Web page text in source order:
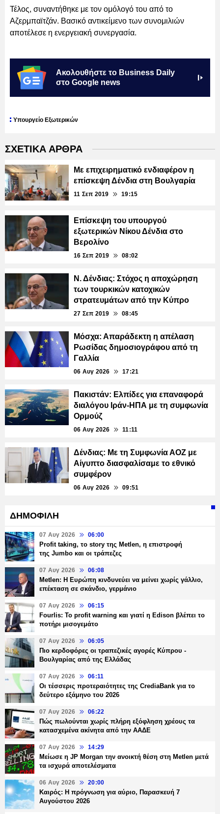
Τέλος, συναντήθηκε με τον ομόλογό του από το
Αζερμπαϊτζάν. Βασικό αντικείμενο των συνομιλιών
αποτέλεσε η ενεργειακή συνεργασία.
Ακολουθήστε το Business Daily
στο Google news
Υπουργείο Εξωτερικών
ΣΧΕΤΙΚΑ ΑΡΘΡΑ
Με επιχειρηματικό ενδιαφέρον η
επίσκεψη Δένδια στη Βουλγαρία
11 Σεπ 2019 19:15
Επίσκεψη του υπουργού
εξωτερικών Νίκου Δένδια στο
Βερολίνο
16 Σεπ 2019 08:02
Ν. Δένδιας: Στόχος η αποχώρηση
των τουρκικών κατοχικών
στρατευμάτων από την Κύπρο
27 Σεπ 2019 08:45
Μόσχα: Απαράδεκτη η απέλαση
Ρωσίδας δημοσιογράφου από τη
Γαλλία
06 Αυγ 2026 17:21
Πακιστάν: Ελπίδες για επαναφορά
διαλόγου Ιράν-ΗΠΑ με τη συμφωνία
Ορμούζ
06 Αυγ 2026 11:11
Δένδιας: Με τη Συμφωνία ΑΟΖ με
Αίγυπτο διασφαλίσαμε το εθνικό
συμφέρον
06 Αυγ 2026 09:51
ΔΗΜΟΦΙΛΗ
07 Αυγ 2026 06:00
Profit taking, το story της Metlen, η επιστροφή
της Jumbo και οι τράπεζες
07 Αυγ 2026 06:08
Metlen: Η Ευρώπη κινδυνεύει να μείνει χωρίς γάλλιο,
επέκταση σε σκάνδιο, γερμάνιο
07 Αυγ 2026 06:15
Fourlis: Το profit warning και γιατί η Edison βλέπει το
ποτήρι μισογεμάτο
07 Αυγ 2026 06:05
Πιο κερδοφόρες οι τραπεζικές αγορές Κύπρου -
Βουλγαρίας από της Ελλάδας
07 Αυγ 2026 06:11
Οι τέσσερις προτεραιότητες της CrediaBank για το
δεύτερο εξάμηνο του 2026
07 Αυγ 2026 06:22
Πώς πωλούνται χωρίς πλήρη εξόφληση χρέους τα
κατασχεμένα ακίνητα από την ΑΑΔΕ
07 Αυγ 2026 14:29
Μείωσε η JP Morgan την ανοικτή θέση στη Metlen μετά
τα ισχυρά αποτελέσματα
06 Αυγ 2026 20:00
Καιρός: Η πρόγνωση για αύριο, Παρασκευή 7
Αυγούστου 2026